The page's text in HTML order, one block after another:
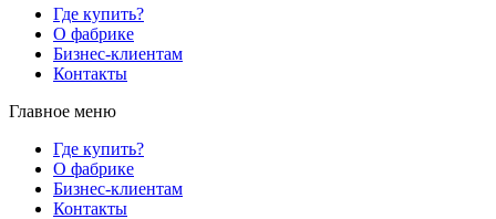
Где купить?
О фабрике
Бизнес-клиентам
Контакты
Главное меню
Где купить?
О фабрике
Бизнес-клиентам
Контакты